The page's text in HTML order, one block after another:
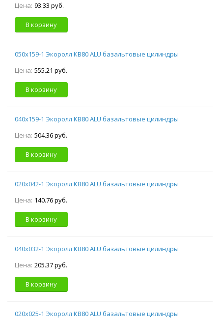
Цена: 93.33 руб.
В корзину
050х159-1 Экоролл КВ80 ALU базальтовые цилиндры
Цена: 555.21 руб.
В корзину
040х159-1 Экоролл КВ80 ALU базальтовые цилиндры
Цена: 504.36 руб.
В корзину
020х042-1 Экоролл КВ80 ALU базальтовые цилиндры
Цена: 140.76 руб.
В корзину
040х032-1 Экоролл КВ80 ALU базальтовые цилиндры
Цена: 205.37 руб.
В корзину
020х025-1 Экоролл КВ80 ALU базальтовые цилиндры